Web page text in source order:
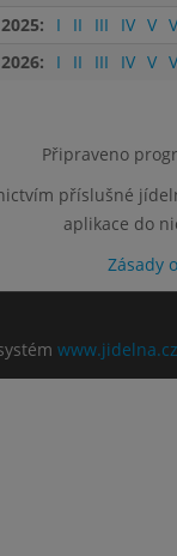
2025:
I II III IV V
2026:
I II III IV V
Připraveno
příslušné
aplikace do
Zásady
www.jidelna.cz